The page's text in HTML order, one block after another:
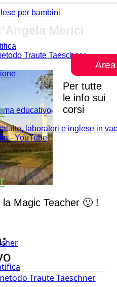
Traute Taeschner
educativo
laboratori e inglese in
- YouTube
Traute Taeschner
Merici
Per tutte
le info sui
corsi
Magic Teacher 🙂 !